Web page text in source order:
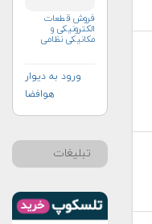
فروش قطعات
الکترونیکی و
مکانیکی نظامی
ورود به دیوار
هوافضا
تبلیغات